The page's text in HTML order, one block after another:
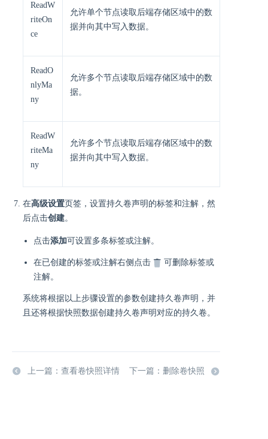
ReadW
riteOn
ce
允许单个节点读取后端存储区域中的数
据并向其中写入数据。
ReadO
nlyMa
ny
允许多个节点读取后端存储区域中的数
据。
ReadW
riteMa
ny
允许多个节点读取后端存储区域中的数
据并向其中写入数据。
在高级设置页签，设置持久卷声明的标签和注解，然
后点击创建。
点击添加可设置多条标签或注解。
在已创建的标签或注解右侧点击
可删除标签或
注解。
系统将根据以上步骤设置的参数创建持久卷声明，并
且还将根据快照数据创建持久卷声明对应的持久卷。
上一篇：查看卷快照详情 下一篇：删除卷快照